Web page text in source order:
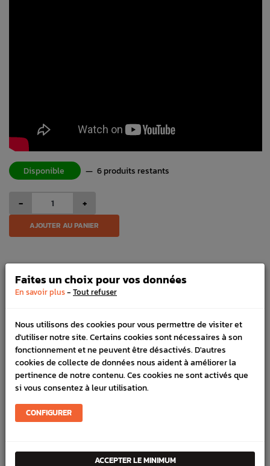
Disponible — 6 produits restants
- +
AJOUTER AU PANIER
Commandes, conseils, nous sommes là pour vous aider !
HORAIRES
Commande avant 12h, livraison 24h à 48h avec DPD
PAIEMENT CB
100% sécurisé, payez en 3x, 4x ou 10x avec frais votre
commande
DÉTAILS DU PRODUIT
VÉHICULES COMPATIBLE
Faites un choix pour vos données
En savoir plus- Tout refuser
Nous utilisons des cookies pour vous permettre de visiter et
d'utiliser notre site. Certains cookies sont nécessaires à son
fonctionnement et ne peuvent être désactivés. D'autres
cookies de collecte de données nous aident à améliorer la
pertinence de notre contenu. Ces cookies ne sont activés que
si vous consentez à leur utilisation.
CONFIGURER
ACCEPTER LE MINIMUM